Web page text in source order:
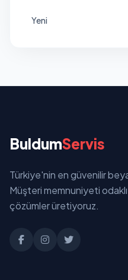
Yeni
BuldumServis
Türkiye'nin en güvenilir
Müşteri memnuniyeti
çözümler üretiyoruz.